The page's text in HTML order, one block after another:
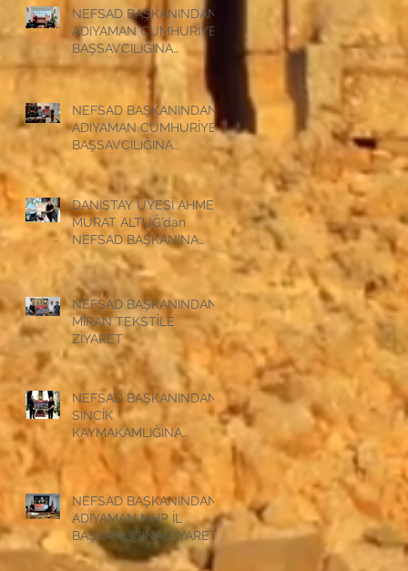
NEFSAD BAŞKANINDAN
ADIYAMAN CUMHURİYET
BAŞSAVCILIĞINA
ZİYARET
NEFSAD BAŞKANINDAN
ADIYAMAN CUMHURİYET
BAŞSAVCILIĞINA
ZİYARET
DANIŞTAY ÜYESİ AHMET
MURAT ALTUĞ’dan
NEFSAD BAŞKANINA
ZİYARET
NEFSAD BAŞKANINDAN
MİRAN TEKSTİLE
ZİYARET
NEFSAD BAŞKANINDAN
SİNCİK
KAYMAKAMLIĞINA
ZİYARET
NEFSAD BAŞKANINDAN
ADIYAMAN MHP İL
BAŞKANLIĞINA ZİYARET